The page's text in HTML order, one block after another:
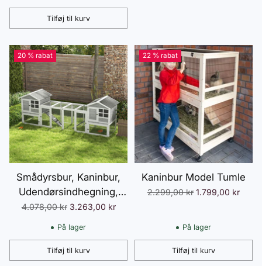
mørkegrå, 147 x 54 x 84
Tilføj til kurv
Antal
20 % rabat
Smådyrsbur, Kaninbur,
Udendørsindhegning,
Bur, Rampe,
Udtrækkelige Gulvbakker,
Normalpris
4.078,00 kr 3.263,00 kr
På lager
Tilføj til kurv
Antal
22 % rabat
Kaninbur Model Tumle
Normalpris
2.299,00 kr 1.799,00 kr
På lager
Tilføj til kurv
Antal